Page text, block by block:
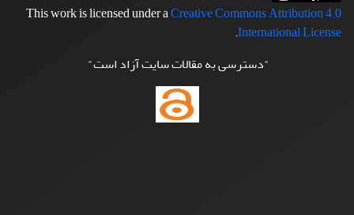
This work is licensed under aCreative Commons Attribution 4.0
International License
.
"دسترسی به مقالات سایت آزاد است"